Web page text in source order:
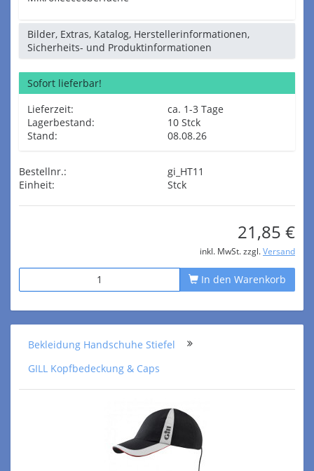
Bilder, Extras, Katalog, Herstellerinformationen,
Sicherheits- und Produktinformationen
Sofort lieferbar!
Lieferzeit:
ca. 1-3 Tage
Lagerbestand:
10 Stck
Stand:
08.08.26
Bestellnr.:
gi_HT11
Einheit:
Stck
21,85 €
inkl. MwSt. zzgl. Versand
In den Warenkorb
Bekleidung Handschuhe Stiefel
GILL Kopfbedeckung & Caps